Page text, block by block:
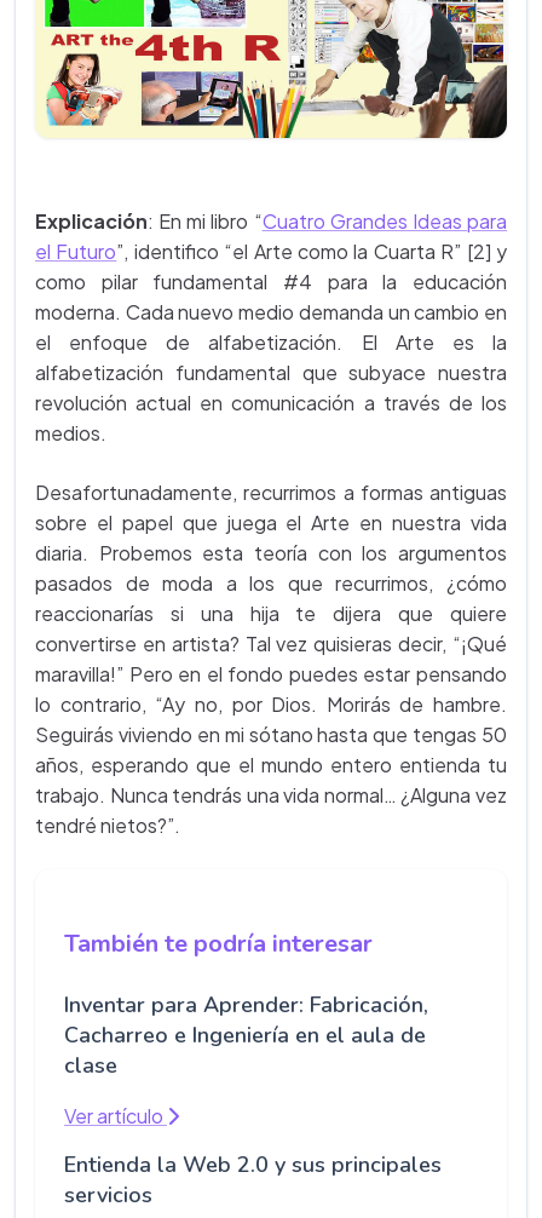
Explicación: En mi libro “Cuatro Grandes Ideas para
el Futuro”, identifico “el Arte como la Cuarta R” [2] y
como pilar fundamental #4 para la educación
moderna. Cada nuevo medio demanda un cambio en
el enfoque de alfabetización. El Arte es la
alfabetización fundamental que subyace nuestra
revolución actual en comunicación a través de los
medios.
Desafortunadamente, recurrimos a formas antiguas
sobre el papel que juega el Arte en nuestra vida
diaria. Probemos esta teoría con los argumentos
pasados de moda a los que recurrimos, ¿cómo
reaccionarías si una hija te dijera que quiere
convertirse en artista? Tal vez quisieras decir, “¡Qué
maravilla!” Pero en el fondo puedes estar pensando
lo contrario, “Ay no, por Dios. Morirás de hambre.
Seguirás viviendo en mi sótano hasta que tengas 50
años, esperando que el mundo entero entienda tu
trabajo. Nunca tendrás una vida normal… ¿Alguna vez
tendré nietos?”.
También te podría interesar
Inventar para Aprender: Fabricación,
Cacharreo e Ingeniería en el aula de
clase
Ver artículo
Entienda la Web 2.0 y sus principales
servicios